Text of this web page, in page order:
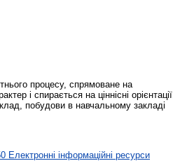
процесу, спрямоване на
і спирається на ціннісні орієнтації.
побудови в навчальному закладі
Електронні інформаційні ресурси